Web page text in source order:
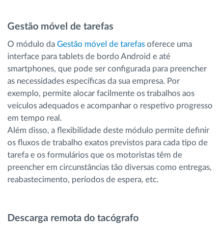
Gestão móvel de tarefas
O módulo da Gestão móvel de tarefas oferece uma
interface para tablets de bordo Android e até
smartphones, que pode ser configurada para preencher
as necessidades específicas da sua empresa. Por
exemplo, permite alocar facilmente os trabalhos aos
veículos adequados e acompanhar o respetivo progresso
em tempo real.
Além disso, a flexibilidade deste módulo permite definir
os fluxos de trabalho exatos previstos para cada tipo de
tarefa e os formulários que os motoristas têm de
preencher em circunstâncias tão diversas como entregas,
reabastecimento, períodos de espera, etc.
Descarga remota do tacógrafo